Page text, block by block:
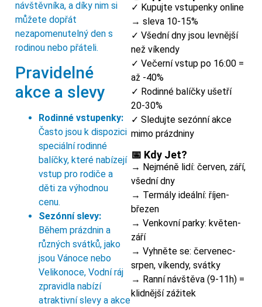
návštěvníka, a díky nim si
můžete dopřát
nezapomenutelný den s
rodinou nebo přáteli.
Pravidelné
akce a slevy
Rodinné vstupenky:
Často jsou k dispozici
speciální rodinné
balíčky, které nabízejí
vstup pro rodiče a
děti za výhodnou
cenu.
Sezónní slevy:
Během prázdnin a
různých svátků, jako
jsou Vánoce nebo
Velikonoce, Vodní ráj
zpravidla nabízí
atraktivní slevy a akce
✓ Kupujte vstupenky online
→ sleva 10-15%
✓ Všední dny jsou levnější
než víkendy
✓ Večerní vstup po 16:00 =
až -40%
✓ Rodinné balíčky ušetří
20-30%
✓ Sledujte sezónní akce
mimo prázdniny
📅 Kdy Jet?
→ Nejméně lidí: červen, září,
všední dny
→ Termály ideální: říjen-
březen
→ Venkovní parky: květen-
září
→ Vyhněte se: červenec-
srpen, víkendy, svátky
→ Ranní návštěva (9-11h) =
klidnější zážitek